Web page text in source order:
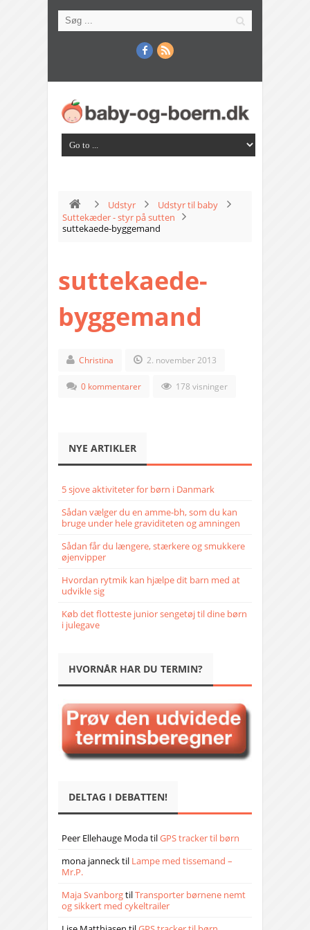
Udstyr
Udstyr til baby
Suttekæder - styr på sutten
suttekaede-byggemand
suttekaede-
byggemand
Christina 2. november 2013
0 kommentarer 178 visninger
NYE ARTIKLER
5 sjove aktiviteter for børn i Danmark
Sådan vælger du en amme-bh, som du kan
bruge under hele graviditeten og amningen
Sådan får du længere, stærkere og smukkere
øjenvipper
Hvordan rytmik kan hjælpe dit barn med at
udvikle sig
Køb det flotteste junior sengetøj til dine børn
i julegave
HVORNÅR HAR DU TERMIN?
DELTAG I DEBATTEN!
Peer Ellehauge ModatilGPS tracker til børn
mona jannecktil Lampe med tissemand –
Mr.P.
Maja SvanborgtilTransporter børnene nemt
og sikkert med cykeltrailer